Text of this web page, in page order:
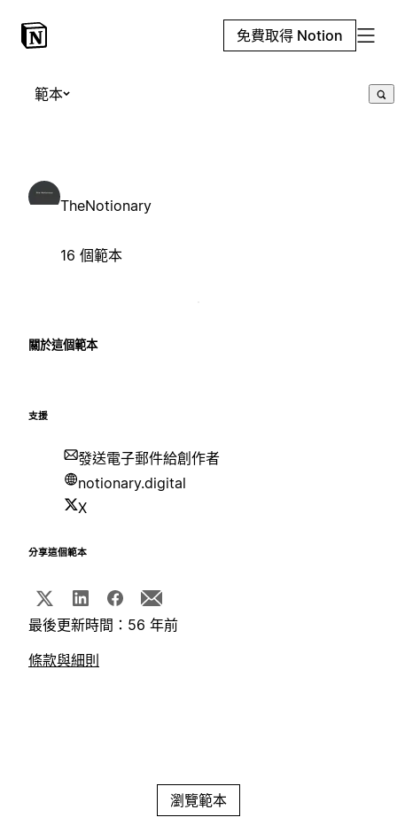
免費取得 Notion
範本
TheNotionary
16 個範本
關於這個範本
支援
發送電子郵件給創作者
notionary.digital
X
分享這個範本
最後更新時間：56 年前
條款與細則
瀏覽範本